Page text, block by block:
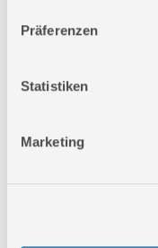
Präferenzen
Statistiken
Marketing
Breite: